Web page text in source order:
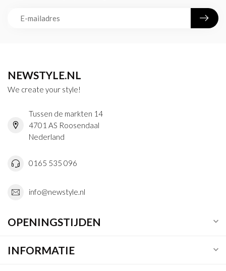
NEWSTYLE.NL
We create your style!
Tussen de markten 14
4701 AS Roosendaal
Nederland
0165 535 096
info@newstyle.nl
OPENINGSTIJDEN
INFORMATIE